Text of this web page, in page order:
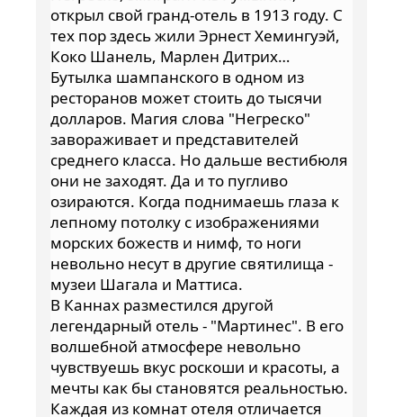
открыл свой гранд-отель в 1913 году. С
тех пор здесь жили Эрнест Хемингуэй,
Коко Шанель, Марлен Дитрих…
Бутылка шампанского в одном из
ресторанов может стоить до тысячи
долларов. Магия слова "Негреско"
завораживает и представителей
среднего класса. Но дальше вестибюля
они не заходят. Да и то пугливо
озираются. Когда поднимаешь глаза к
лепному потолку с изображениями
морских божеств и нимф, то ноги
невольно несут в другие святилища -
музеи Шагала и Маттиса.
В Каннах разместился другой
легендарный отель - "Мартинес". В его
волшебной атмосфере невольно
чувствуешь вкус роскоши и красоты, а
мечты как бы становятся реальностью.
Каждая из комнат отеля отличается